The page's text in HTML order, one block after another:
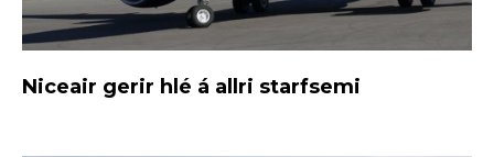
Niceair gerir hlé á allri starfsemi